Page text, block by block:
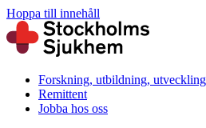
Hoppa till innehåll
Forskning, utbildning,
Remittent
Jobba hos oss